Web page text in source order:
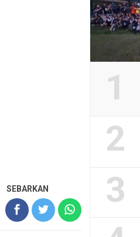
SEBARKAN
1
2
3